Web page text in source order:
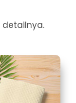
detailnya.